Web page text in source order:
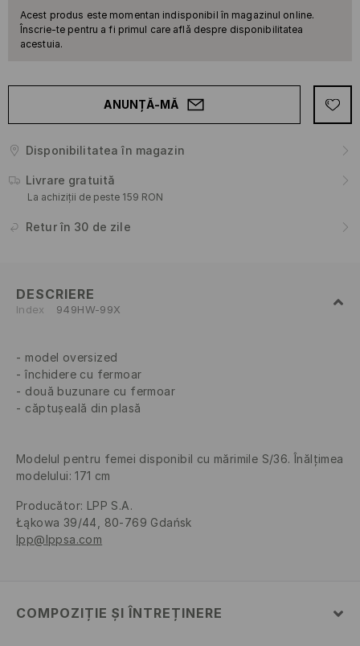
Acest produs este momentan indisponibil în magazinul online.
Înscrie-te pentru a fi primul care află despre disponibilitatea
acestuia.
ANUNȚĂ-MĂ
Disponibilitatea în magazin
Livrare gratuită
La achiziții de peste 159 RON
Retur în 30 de zile
DESCRIERE
Index 949HW-99X
model oversized
închidere cu fermoar
două buzunare cu fermoar
căptușeală din plasă
Modelul pentru femei disponibil cu mărimile S/36. Înălţimea
modelului: 171 cm
Producător: LPP S.A.
Łąkowa 39/44, 80-769 Gdańsk
lpp@lppsa.com
COMPOZIȚIE ȘI ÎNTREȚINERE